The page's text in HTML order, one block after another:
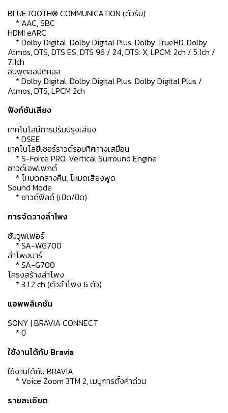
BLUETOOTH® COMMUNICATION (ตัวรับ)
* AAC, SBC
HDMI eARC
* Dolby Digital, Dolby Digital Plus, Dolby TrueHD, Dolby
Atmos, DTS, DTS ES, DTS 96 / 24, DTS: X, LPCM: 2ch / 5.1ch /
7.1ch
อินพุตออปติคอล
* Dolby Digital, Dolby Digital Plus, Dolby Digital Plus /
Atmos, DTS, LPCM 2ch
ฟังก์ชันเสียง
เทคโนโลยีการปรับปรุงเสียง
* DSEE
เทคโนโลยีเซอร์ราวด์รอบทิศทางเสมือน
* S-Force PRO, Vertical Surround Engine
ซาวด์เอฟเฟกต์
* โหมดกลางคืน, โหมดเสียงพูด
Sound Mode
* ซาวด์ฟิลด์ (เปิด/ปิด)
การจัดวางลำโพง
ซับวูฟเฟอร์
* SA-WG700
ลำโพงบาร์
* SA-G700
โครงสร้างลำโพง
* 3.1.2 ch (ตัวลําโพง 6 ตัว)
แอพพลิเคชัน
SONY | BRAVIA CONNECT
* มี
ใช้งานได้กับ Bravia
ใช้งานได้กับ BRAVIA
* Voice Zoom 3TM 2, เมนูการตั้งค่าด่วน
รายละเอียด